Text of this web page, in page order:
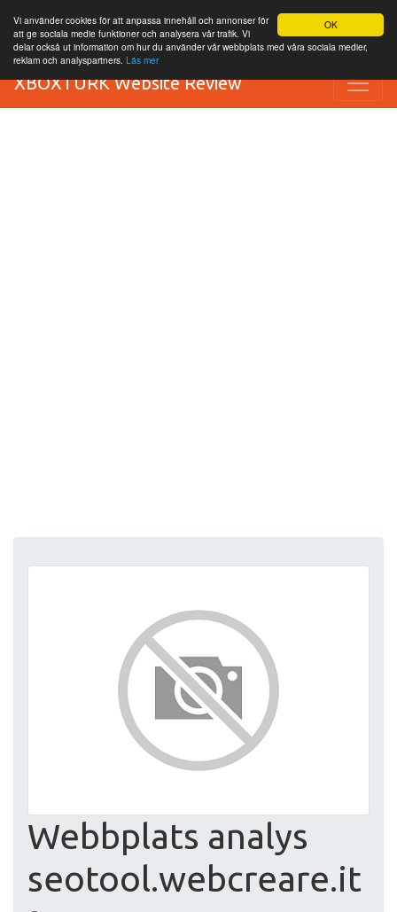
OK
Vi använder cookies för att anpassa innehåll och annonser för
att ge sociala medie funktioner och analysera vår trafik. Vi
delar också ut information om hur du använder vår webbplats med våra sociala medier,
reklam och analyspartners. Läs mer
XBOXTURK Website Review
Webbplats analys
seotool.webcreare.it